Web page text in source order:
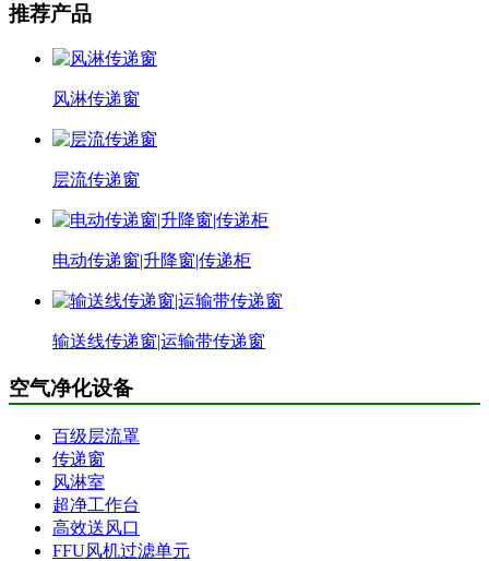
推荐产品
风淋传递窗
层流传递窗
电动传递窗|升降窗|传递柜
输送线传递窗|运输带传递窗
空气净化设备
百级层流罩
传递窗
风淋室
超净工作台
高效送风口
FFU风机过滤单元